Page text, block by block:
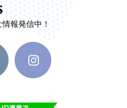
報発信中！